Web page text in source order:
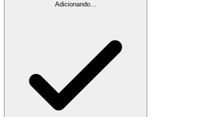
Adicionando...